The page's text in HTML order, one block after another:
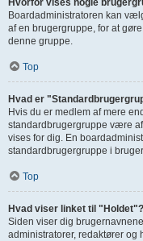
Hvorfor vises nogle
Boardadministratoren kan
af en brugergruppe, for at
denne gruppe.
Top
Hvad er
Hvis du er medlem af mere
standardbrugergruppe være
vises for dig. En
standardbrugergruppe i
Top
Hvad viser linket til "Holdet"?
Siden viser dig
administratorer, redaktører